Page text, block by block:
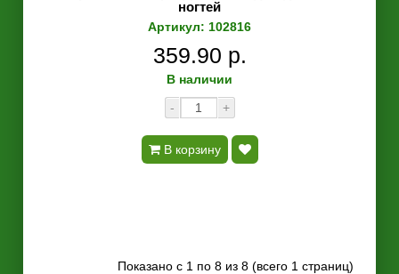
ногтей
Артикул: 102816
359.90 р.
В наличии
-
+
В корзину
Показано с 1 по 8 из 8 (всего 1 страниц)